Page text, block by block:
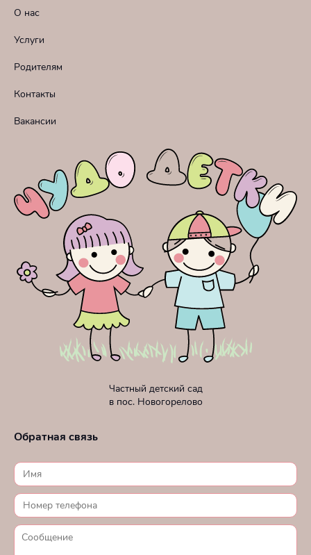
О нас
Услуги
Родителям
Контакты
Вакансии
Частный детский сад
в пос. Новогорелово
Обратная связь